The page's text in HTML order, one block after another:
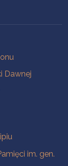
Dawnej
im. gen.